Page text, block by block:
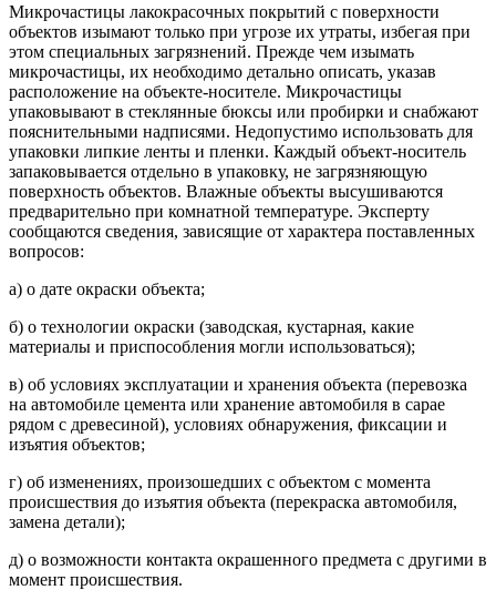
Микрочастицы лакокрасочных покрытий с поверхности
объектов изымают только при угрозе их утраты, избегая при
этом специальных загрязнений. Прежде чем изымать
микрочастицы, их необходимо детально описать, указав
расположение на объекте-носителе. Микрочастицы
упаковывают в стеклянные бюксы или пробирки и снабжают
пояснительными надписями. Недопустимо использовать для
упаковки липкие ленты и пленки. Каждый объект-носитель
запаковывается отдельно в упаковку, не загрязняющую
поверхность объектов. Влажные объекты высушиваются
предварительно при комнатной температуре. Эксперту
сообщаются сведения, зависящие от характера поставленных
вопросов:
а) о дате окраски объекта;
б) о технологии окраски (заводская, кустарная, какие
материалы и приспособления могли использоваться);
в) об условиях эксплуатации и хранения объекта (перевозка
на автомобиле цемента или хранение автомобиля в сарае
рядом с древесиной), условиях обнаружения, фиксации и
изъятия объектов;
г) об изменениях, произошедших с объектом с момента
происшествия до изъятия объекта (перекраска автомобиля,
замена детали);
д) о возможности контакта окрашенного предмета с другими в
момент происшествия.